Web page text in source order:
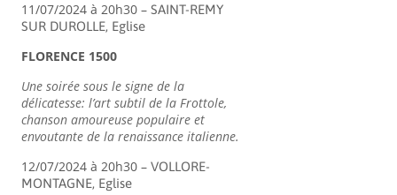
11/07/2024 à 20h30 – SAINT-REMY
SUR DUROLLE, Eglise
FLORENCE 1500
Une soirée sous le signe de la
délicatesse: l’art subtil de la Frottole,
chanson amoureuse populaire et
envoutante de la renaissance italienne.
12/07/2024 à 20h30 – VOLLORE-
MONTAGNE, Eglise